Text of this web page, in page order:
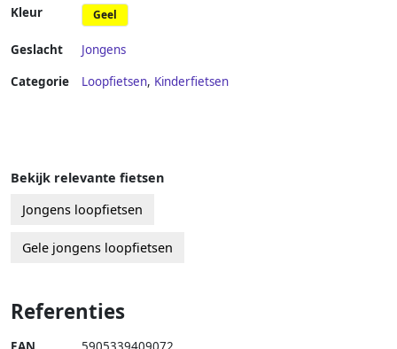
Kleur Geel
Geslacht
Jongens
Categorie
Loopfietsen, Kinderfietsen
Bekijk relevante fietsen
Jongens loopfietsen
Gele jongens loopfietsen
Referenties